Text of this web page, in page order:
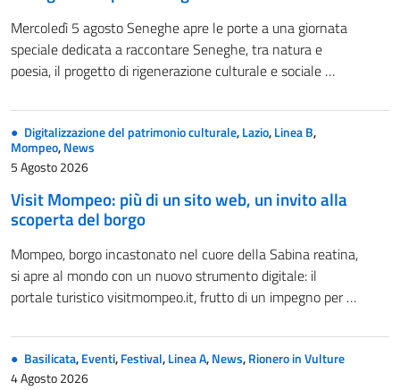
Mercoledì 5 agosto Seneghe apre le porte a una giornata
speciale dedicata a raccontare Seneghe, tra natura e
poesia, il progetto di rigenerazione culturale e sociale …
Digitalizzazione del patrimonio culturale,Lazio,Linea B,
Mompeo,News
5 Agosto 2026
Visit Mompeo: più di un sito web, un invito alla
scoperta del borgo
Mompeo, borgo incastonato nel cuore della Sabina reatina,
si apre al mondo con un nuovo strumento digitale: il
portale turistico visitmompeo.it, frutto di un impegno per …
Basilicata,Eventi,Festival,Linea A,News,Rionero in Vulture
4 Agosto 2026